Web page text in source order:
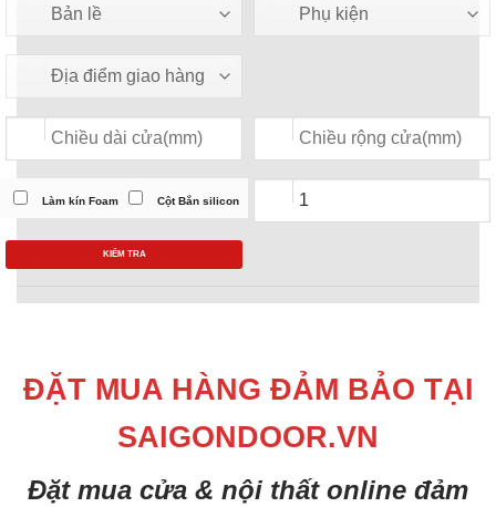
Làm kín Foam Cột Bắn silicon
KIỂM TRA
ĐẶT MUA HÀNG ĐẢM BẢO TẠI
SAIGONDOOR.VN
Đặt mua cửa & nội thất online đảm